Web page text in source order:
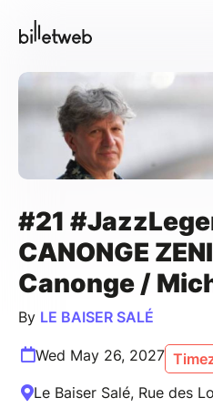
#21
CANONGE
Canonge /
By LE BAISER SALÉ
Wed May 26, 2027
Le Baiser Salé, Rue des